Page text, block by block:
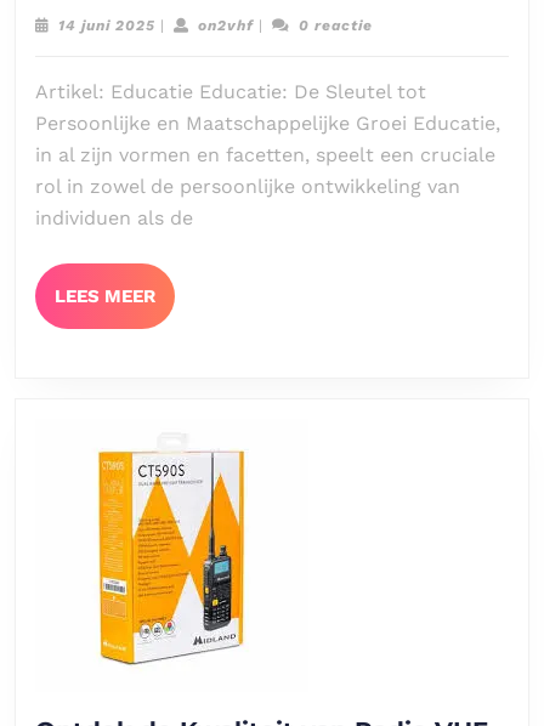
aan
Samenleving
14 juni 2025 14| on2vhfon2vhf
| 0 reactie
Artikel: Educatie Educatie: De Sleutel tot
Persoonlijke en Maatschappelijke Groei Educatie,
in al zijn vormen en facetten, speelt een cruciale
rol in zowel de persoonlijke ontwikkeling van
individuen als de
LEES MEERLEES
MEER